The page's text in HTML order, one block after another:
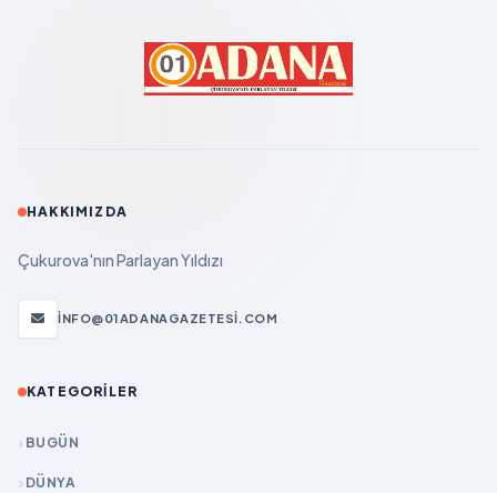
HAKKIMIZDA
Çukurova'nın Parlayan Yıldızı
INFO@01ADANAGAZETESI.COM
KATEGORILER
BUGÜN
DÜNYA